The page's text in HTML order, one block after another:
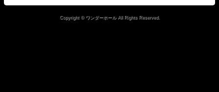
Copyright © ワンダーホール All Rights Reserved.